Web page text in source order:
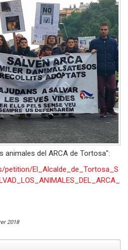
animales del ARCA de Tortosa":
petition/El_Alcalde_de_Tortosa_S
2018